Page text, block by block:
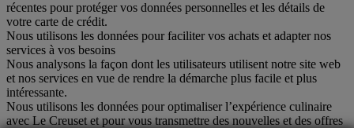
récentes pour protéger vos données personnelles et les détails de
votre carte de crédit.
Nous utilisons les données pour faciliter vos achats et adapter nos
services à vos besoins
Nous analysons la façon dont les utilisateurs utilisent notre site web
et nos services en vue de rendre la démarche plus facile et plus
intéressante.
Nous utilisons les données pour optimaliser l’expérience culinaire
avec Le Creuset et pour vous transmettre des nouvelles et des offres